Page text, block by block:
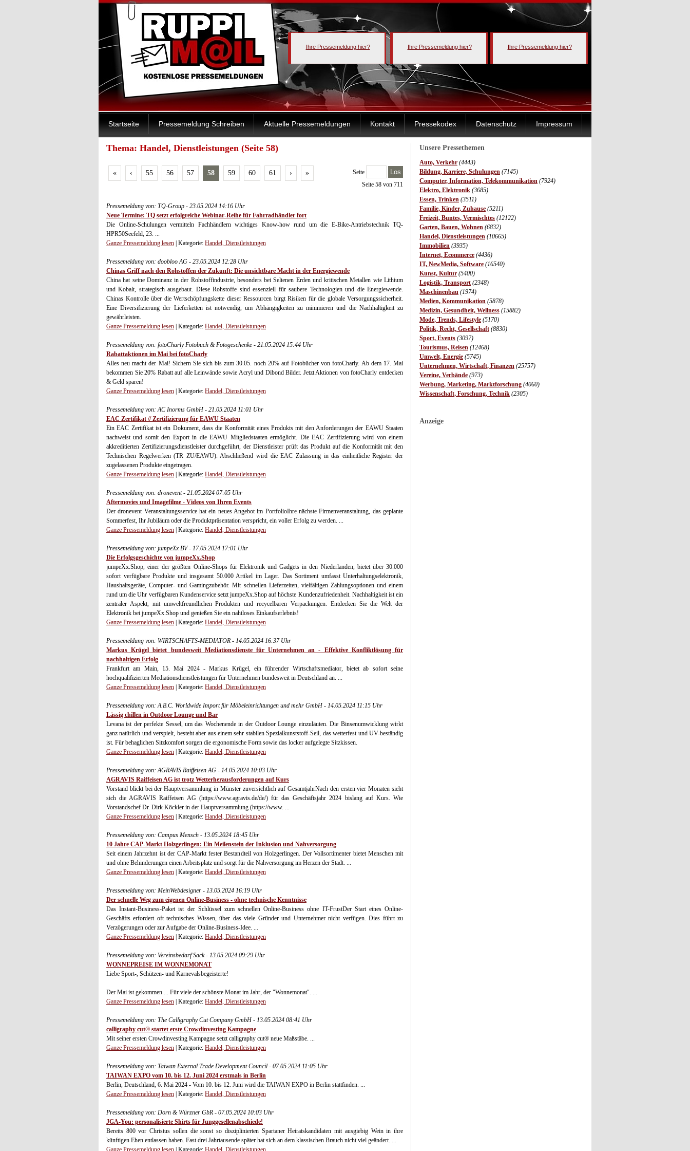
Ihre Pressemeldung hier? Ihre Pressemeldung hier? Ihre Pressemeldung hier?
Startseite Pressemeldung Schreiben Aktuelle Pressemeldungen Kontakt Pressekodex Datenschutz Impressum
Unsere Pressethemen
Auto, Verkehr (4443)
Bildung, Karriere, Schulungen (7145)
Computer, Information, Telekommunikation (7924)
Elektro, Elektronik (3685)
Essen, Trinken (3511)
Familie, Kinder, Zuhause (5211)
Freizeit, Buntes, Vermischtes (12122)
Garten, Bauen, Wohnen (6832)
Handel, Dienstleistungen (10665)
Immobilien (3935)
Internet, Ecommerce (4436)
IT, NewMedia, Software (16540)
Kunst, Kultur (5400)
Logistik, Transport (2348)
Maschinenbau (1974)
Medien, Kommunikation (5878)
Medizin, Gesundheit, Wellness (15882)
Mode, Trends, Lifestyle (5170)
Politik, Recht, Gesellschaft (8830)
Sport, Events (3097)
Tourismus, Reisen (12468)
Umwelt, Energie (5745)
Unternehmen, Wirtschaft, Finanzen (25757)
Vereine, Verbände (973)
Werbung, Marketing, Marktforschung (4060)
Wissenschaft, Forschung, Technik (2305)
Anzeige
Thema: Handel, Dienstleistungen (Seite 58)
« ‹ 55 56 57 58 59 60 61 › » Seite Los
Seite 58 von 711
Pressemeldung von: TQ-Group - 23.05.2024 14:16 Uhr
Neue Termine: TQ setzt erfolgreiche Webinar-Reihe für Fahrradhändler fort
Die Online-Schulungen vermitteln Fachhändlern wichtiges Know-how rund um die E-Bike-Antriebstechnik TQ-
HPR50Seefeld, 23. ...
Ganze Pressemeldung lesen | Kategorie: Handel, Dienstleistungen
Pressemeldung von: doobloo AG - 23.05.2024 12:28 Uhr
Chinas Griff nach den Rohstoffen der Zukunft: Die unsichtbare Macht in der Energiewende
China hat seine Dominanz in der Rohstoffindustrie, besonders bei Seltenen Erden und kritischen Metallen wie Lithium
und Kobalt, strategisch ausgebaut. Diese Rohstoffe sind essenziell für saubere Technologien und die Energiewende.
Chinas Kontrolle über die Wertschöpfungskette dieser Ressourcen birgt Risiken für die globale Versorgungssicherheit.
Eine Diversifizierung der Lieferketten ist notwendig, um Abhängigkeiten zu minimieren und die Nachhaltigkeit zu
gewährleisten.
Ganze Pressemeldung lesen | Kategorie: Handel, Dienstleistungen
Pressemeldung von: fotoCharly Fotobuch & Fotogeschenke - 21.05.2024 15:44 Uhr
Rabattaktionen im Mai bei fotoCharly
Alles neu macht der Mai! Sichern Sie sich bis zum 30.05. noch 20% auf Fotobücher von fotoCharly. Ab dem 17. Mai
bekommen Sie 20% Rabatt auf alle Leinwände sowie Acryl und Dibond Bilder. Jetzt Aktionen von fotoCharly entdecken
& Geld sparen!
Ganze Pressemeldung lesen | Kategorie: Handel, Dienstleistungen
Pressemeldung von: AC Inorms GmbH - 21.05.2024 11:01 Uhr
EAC Zertifikat // Zertifizierung für EAWU Staaten
Ein EAC Zertifikat ist ein Dokument, dass die Konformität eines Produkts mit den Anforderungen der EAWU Staaten
nachweist und somit den Export in die EAWU Mitgliedstaaten ermöglicht. Die EAC Zertifizierung wird von einem
akkreditierten Zertifizierungsdienstleister durchgeführt, der Dienstleister prüft das Produkt auf die Konformität mit den
Technischen Regelwerken (TR ZU/EAWU). Abschließend wird die EAC Zulassung in das einheitliche Register der
zugelassenen Produkte eingetragen.
Ganze Pressemeldung lesen | Kategorie: Handel, Dienstleistungen
Pressemeldung von: dronevent - 21.05.2024 07:05 Uhr
Aftermovies und Imagefilme - Videos von Ihren Events
Der dronevent Veranstaltungsservice hat ein neues Angebot im PortfolioIhre nächste Firmenveranstaltung, das geplante
Sommerfest, Ihr Jubiläum oder die Produktpräsentation verspricht, ein voller Erfolg zu werden. ...
Ganze Pressemeldung lesen | Kategorie: Handel, Dienstleistungen
Pressemeldung von: jumpeXx BV - 17.05.2024 17:01 Uhr
Die Erfolgsgeschichte von jumpeXx.Shop
jumpeXx.Shop, einer der größten Online-Shops für Elektronik und Gadgets in den Niederlanden, bietet über 30.000
sofort verfügbare Produkte und insgesamt 50.000 Artikel im Lager. Das Sortiment umfasst Unterhaltungselektronik,
Haushaltsgeräte, Computer- und Gamingzubehör. Mit schnellen Lieferzeiten, vielfältigen Zahlungsoptionen und einem
rund um die Uhr verfügbaren Kundenservice setzt jumpeXx.Shop auf höchste Kundenzufriedenheit. Nachhaltigkeit ist ein
zentraler Aspekt, mit umweltfreundlichen Produkten und recycelbaren Verpackungen. Entdecken Sie die Welt der
Elektronik bei jumpeXx.Shop und genießen Sie ein nahtloses Einkaufserlebnis!
Ganze Pressemeldung lesen | Kategorie: Handel, Dienstleistungen
Pressemeldung von: WIRTSCHAFTS-MEDIATOR - 14.05.2024 16:37 Uhr
Markus Krügel bietet bundesweit Mediationsdienste für Unternehmen an - Effektive Konfliktlösung für
nachhaltigen Erfolg
Frankfurt am Main, 15. Mai 2024 - Markus Krügel, ein führender Wirtschaftsmediator, bietet ab sofort seine
hochqualifizierten Mediationsdienstleistungen für Unternehmen bundesweit in Deutschland an. ...
Ganze Pressemeldung lesen | Kategorie: Handel, Dienstleistungen
Pressemeldung von: A.B.C. Worldwide Import für Möbeleinrichtungen und mehr GmbH - 14.05.2024 11:15 Uhr
Lässig chillen in Outdoor Lounge und Bar
Levana ist der perfekte Sessel, um das Wochenende in der Outdoor Lounge einzuläuten. Die Binsenumwicklung wirkt
ganz natürlich und verspielt, besteht aber aus einem sehr stabilen Spezialkunststoff-Seil, das wetterfest und UV-beständig
ist. Für behaglichen Sitzkomfort sorgen die ergonomische Form sowie das locker aufgelegte Sitzkissen.
Ganze Pressemeldung lesen | Kategorie: Handel, Dienstleistungen
Pressemeldung von: AGRAVIS Raiffeisen AG - 14.05.2024 10:03 Uhr
AGRAVIS Raiffeisen AG ist trotz Wetterherausforderungen auf Kurs
Vorstand blickt bei der Hauptversammlung in Münster zuversichtlich auf GesamtjahrNach den ersten vier Monaten sieht
sich die AGRAVIS Raiffeisen AG (https://www.agravis.de/de/) für das Geschäftsjahr 2024 bislang auf Kurs. Wie
Vorstandschef Dr. Dirk Köckler in der Hauptversammlung (https://www. ...
Ganze Pressemeldung lesen | Kategorie: Handel, Dienstleistungen
Pressemeldung von: Campus Mensch - 13.05.2024 18:45 Uhr
10 Jahre CAP-Markt Holzgerlingen: Ein Meilenstein der Inklusion und Nahversorgung
Seit einem Jahrzehnt ist der CAP-Markt fester Bestandteil von Holzgerlingen. Der Vollsortimenter bietet Menschen mit
und ohne Behinderungen einen Arbeitsplatz und sorgt für die Nahversorgung im Herzen der Stadt. ...
Ganze Pressemeldung lesen | Kategorie: Handel, Dienstleistungen
Pressemeldung von: MeinWebdesigner - 13.05.2024 16:19 Uhr
Der schnelle Weg zum eigenen Online-Business - ohne technische Kenntnisse
Das Instant-Business-Paket ist der Schlüssel zum schnellen Online-Business ohne IT-FrustDer Start eines Online-
Geschäfts erfordert oft technisches Wissen, über das viele Gründer und Unternehmer nicht verfügen. Dies führt zu
Verzögerungen oder zur Aufgabe der Online-Business-Idee. ...
Ganze Pressemeldung lesen | Kategorie: Handel, Dienstleistungen
Pressemeldung von: Vereinsbedarf Sack - 13.05.2024 09:29 Uhr
WONNEPREISE IM WONNEMONAT
Liebe Sport-, Schützen- und Karnevalsbegeisterte!
Der Mai ist gekommen ... Für viele der schönste Monat im Jahr, der "Wonnemonat". ...
Ganze Pressemeldung lesen | Kategorie: Handel, Dienstleistungen
Pressemeldung von: The Calligraphy Cut Company GmbH - 13.05.2024 08:41 Uhr
calligraphy cut® startet erste Crowdinvesting Kampagne
Mit seiner ersten Crowdinvesting Kampagne setzt calligraphy cut® neue Maßstäbe. ...
Ganze Pressemeldung lesen | Kategorie: Handel, Dienstleistungen
Pressemeldung von: Taiwan External Trade Development Council - 07.05.2024 11:05 Uhr
TAIWAN EXPO vom 10. bis 12. Juni 2024 erstmals in Berlin
Berlin, Deutschland, 6. Mai 2024 - Vom 10. bis 12. Juni wird die TAIWAN EXPO in Berlin stattfinden. ...
Ganze Pressemeldung lesen | Kategorie: Handel, Dienstleistungen
Pressemeldung von: Dorn & Würzner GbR - 07.05.2024 10:03 Uhr
JGA-You: personalisierte Shirts für Junggesellenabschiede!
Bereits 800 vor Christus sollen die sonst so disziplinierten Spartaner Heiratskandidaten mit ausgiebig Wein in ihre
künftigen Ehen entlassen haben. Fast drei Jahrtausende später hat sich an dem klassischen Brauch nicht viel geändert. ...
Ganze Pressemeldung lesen | Kategorie: Handel, Dienstleistungen